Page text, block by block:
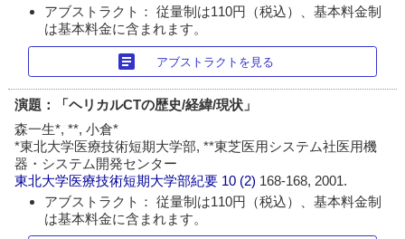
アブストラクト： 従量制は110円（税込）、基本料金制
は基本料金に含まれます。
article アブストラクトを見る
演題：「ヘリカルCTの歴史/経緯/現状」
森一生*, **, 小倉*
*東北大学医療技術短期大学部, **東芝医用システム社医用機
器・システム開発センター
東北大学医療技術短期大学部紀要 10 (2) 168-168, 2001.
アブストラクト： 従量制は110円（税込）、基本料金制
は基本料金に含まれます。